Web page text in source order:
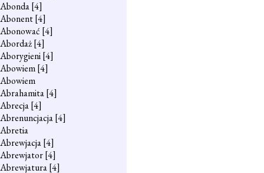
Abonda[4]
Abonent[4]
Abonować [4]
Abordaż[4]
Aborygieni[4]
Abowiem[4]
Abowiem
Abrahamita[4]
Abrecja[4]
Abrenuncjacja[4]
Abretia
Abrewjacja[4]
Abrewjator[4]
Abrewjatura[4]